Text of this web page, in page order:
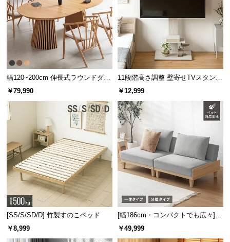
割ってしまった場合でも、強化ガラ
スの破片は粒状になり、破片で手を
切る可能性が低いため、お子様がい
るご家庭でも安心です。
強化ガラスとは
戸棚などで使われる一般的なフロートガラスに
熱・冷却処理を加えることで強度を増したガラ
耐風圧強度 フロートガラスの約3.5倍・4倍
日差しにも強い耐熱性
強化ガラス天板の耐熱温度は100℃。強い日差しを受
け続けても問題なく使用できます。
幅120~200cm 伸長式ラウンドダイ
ニングテーブル 6人掛け 天然木突
板 美しい格子デザイン
￥79,990
11段階高さ調整 壁寄せTVスタンド
キャスター付き 上下左右角度調節
￥12,999
[SS/S/SD/D] 竹製すのこベッド
￥8,999
[幅186cm・コンパクトでも広々] 3
人掛けソファベッド リクライニン
￥49,999